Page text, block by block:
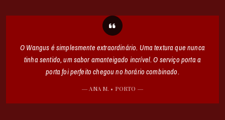
O Wangus é simplesmente extraordinário. Uma textura que nunca
tinha sentido, um sabor amanteigado incrível. O serviço porta a
porta foi perfeito chegou no horário combinado.
ANA M. • PORTO